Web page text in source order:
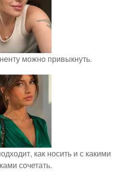
можно привыкнуть.
как носить и с какими
сочетать.